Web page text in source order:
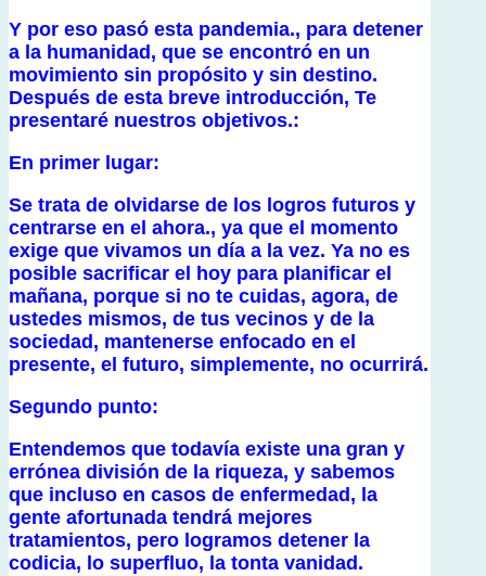
Y por eso pasó esta pandemia., para detener
a la humanidad, que se encontró en un
movimiento sin propósito y sin destino.
Después de esta breve introducción, Te
presentaré nuestros objetivos.:
En primer lugar:
Se trata de olvidarse de los logros futuros y
centrarse en el ahora., ya que el momento
exige que vivamos un día a la vez. Ya no es
posible sacrificar el hoy para planificar el
mañana, porque si no te cuidas, agora, de
ustedes mismos, de tus vecinos y de la
sociedad, mantenerse enfocado en el
presente, el futuro, simplemente, no ocurrirá.
Segundo punto:
Entendemos que todavía existe una gran y
errónea división de la riqueza, y sabemos
que incluso en casos de enfermedad, la
gente afortunada tendrá mejores
tratamientos, pero logramos detener la
codicia, lo superfluo, la tonta vanidad.